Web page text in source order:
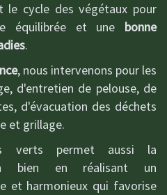
le cycle des végétaux pour
équilibrée et une bonne
.
, nous intervenons pour les
d'entretien de pelouse, de
d'évacuation des déchets
et grillage.
verts permet aussi la
en réalisant un
et harmonieux qui favorise